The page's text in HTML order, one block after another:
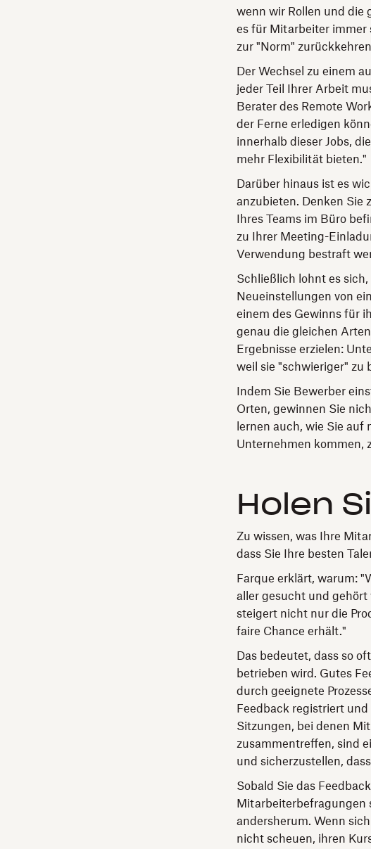
wenn wir Rollen und die
es für Mitarbeiter immer
zur "Norm"
Der Wechsel zu einem
jeder Teil Ihrer Arbeit
Berater des Remote
der Ferne erledigen
innerhalb dieser Jobs,
mehr Flexibilität bieten."
Darüber hinaus ist es
anzubieten. Denken Sie
Ihres Teams im Büro
zu Ihrer Meeting-
Verwendung bestraft
Schließlich lohnt es
Neueinstellungen von
einem des Gewinns für
genau die gleichen
Ergebnisse erzielen:
weil sie "schwieriger" zu
Indem Sie Bewerber
Orten, gewinnen Sie
lernen auch, wie Sie
Unternehmen kommen,
Holen
Zu wissen, was Ihre
dass Sie Ihre besten
Farque erklärt, warum:
aller gesucht und gehört
steigert nicht nur die
faire Chance erhält."
Das bedeutet, dass so
betrieben wird. Gutes
durch geeignete
Feedback registriert
Sitzungen, bei denen
zusammentreffen, sind
und sicherzustellen,
Sobald Sie das
Mitarbeiterbefragungen
andersherum. Wenn
nicht scheuen, ihren